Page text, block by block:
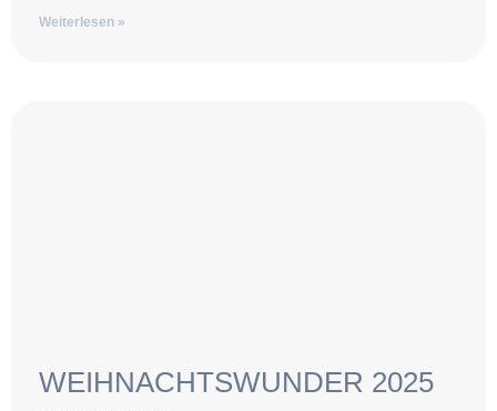
Weiterlesen »
WEIHNACHTSWUNDER 2025